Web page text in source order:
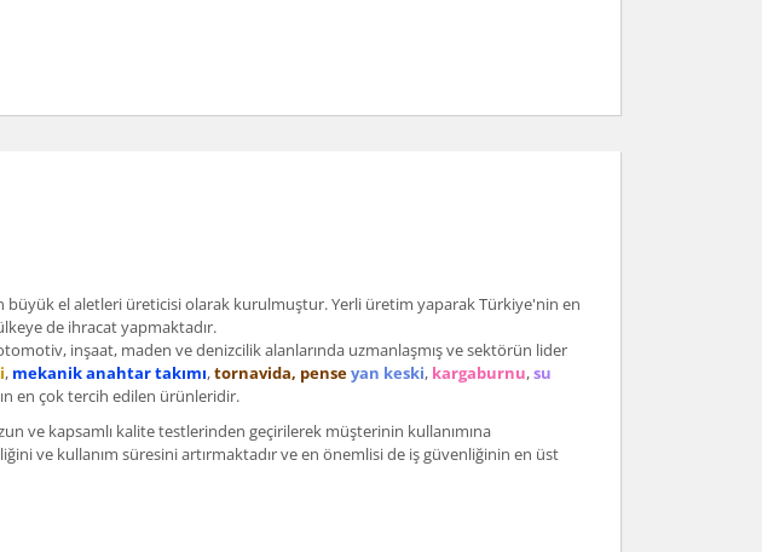
büyük el aletleri üreticisi olarak kurulmuştur. Yerli üretim yaparak Türkiye'nin en
de ihracat yapmaktadır.
inşaat, maden ve denizcilik alanlarında uzmanlaşmış ve sektörün lider
, mekanik anahtar takımı,tornavida, penseyan keski, kargaburnu,su
en çok tercih edilen ürünleridir.
ve kapsamlı kalite testlerinden geçirilerek müşterinin kullanımına
ve kullanım süresini artırmaktadır ve en önemlisi de iş güvenliğinin en üst